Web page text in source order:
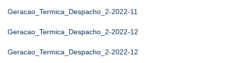
Geracao_Termica_Despacho_2-2022-11
Geracao_Termica_Despacho_2-2022-12
Geracao_Termica_Despacho_2-2022-12